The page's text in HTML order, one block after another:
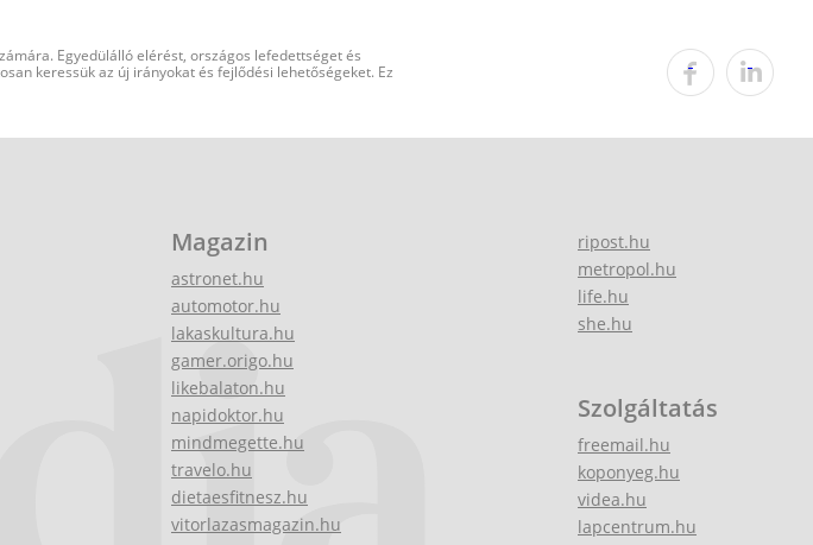
Egyedülálló elérést, országos lefedettséget és
keressük az új irányokat és fejlődési lehetőségeket. Ez
Magazin
astronet.hu
automotor.hu
lakaskultura.hu
gamer.origo.hu
likebalaton.hu
napidoktor.hu
mindmegette.hu
travelo.hu
dietaesfitnesz.hu
vitorlazasmagazin.hu
ripost.hu
metropol.hu
life.hu
she.hu
Szolgáltatás
freemail.hu
koponyeg.hu
videa.hu
lapcentrum.hu